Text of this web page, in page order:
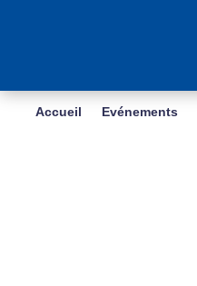
Accueil Evénements